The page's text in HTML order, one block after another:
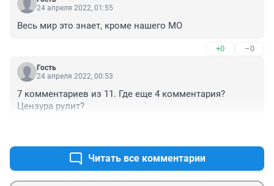
24 апреля 2022, 01:55
Весь мир это знает, кроме нашего МО
+0 –0
Гость
24 апреля 2022, 00:53
7 комментариев из 11. Где еще 4 комментария?
Цензура рулит?
Читать все комментарии